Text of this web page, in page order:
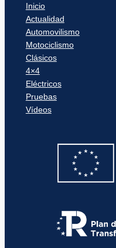
Inicio
Actualidad
Automovilismo
Motociclismo
Clásicos
4×4
Eléctricos
Pruebas
Vídeos